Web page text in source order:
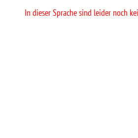
In dieser Sprache sind leider noch